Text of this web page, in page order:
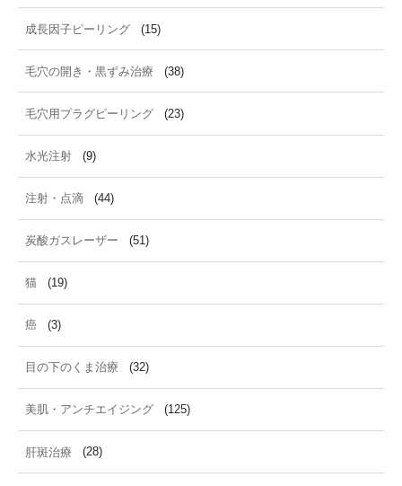
成長因子ピーリング (15)
毛穴の開き・黒ずみ治療 (38)
毛穴用プラグピーリング (23)
水光注射 (9)
注射・点滴 (44)
炭酸ガスレーザー (51)
猫 (19)
癌 (3)
目の下のくま治療 (32)
美肌・アンチエイジング (125)
肝斑治療 (28)